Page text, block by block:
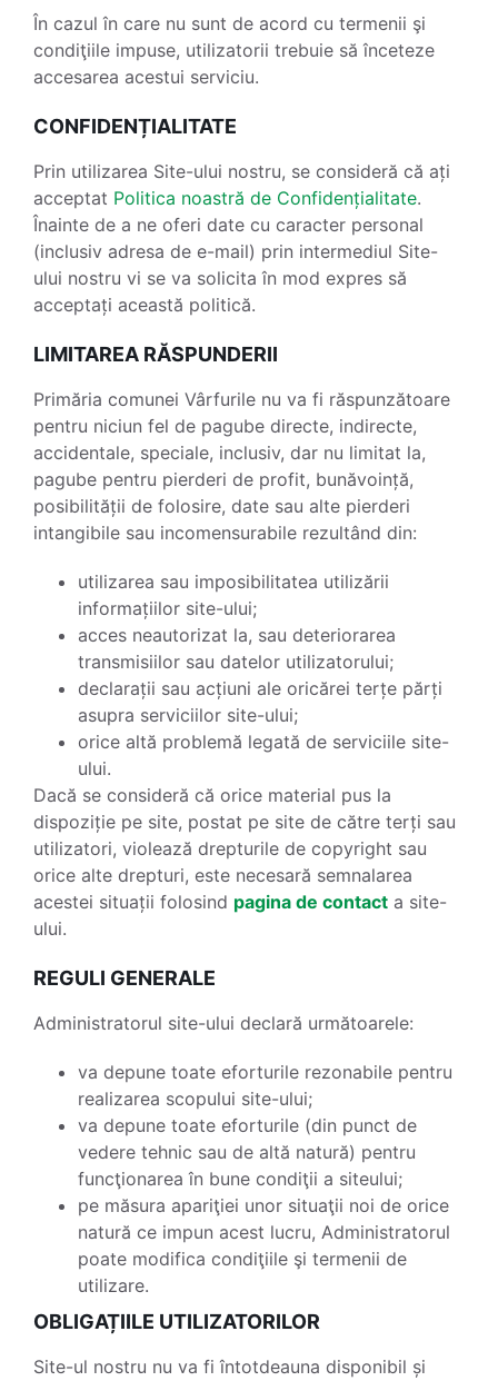
În cazul în care nu sunt de acord cu termenii şi
condiţiile impuse, utilizatorii trebuie să înceteze
accesarea acestui serviciu.
CONFIDENȚIALITATE
Prin utilizarea Site-ului nostru, se consideră că ați
acceptat Politica noastră de Confidențialitate.
Înainte de a ne oferi date cu caracter personal
(inclusiv adresa de e-mail) prin intermediul Site-
ului nostru vi se va solicita în mod expres să
acceptați această politică.
LIMITAREA RĂSPUNDERII
Primăria comunei Vârfurile nu va fi răspunzătoare
pentru niciun fel de pagube directe, indirecte,
accidentale, speciale, inclusiv, dar nu limitat la,
pagube pentru pierderi de profit, bunăvoință,
posibilității de folosire, date sau alte pierderi
intangibile sau incomensurabile rezultând din:
utilizarea sau imposibilitatea utilizării
informațiilor site-ului;
acces neautorizat la, sau deteriorarea
transmisiilor sau datelor utilizatorului;
declarații sau acțiuni ale oricărei terțe părți
asupra serviciilor site-ului;
orice altă problemă legată de serviciile site-
ului.
Dacă se consideră că orice material pus la
dispoziție pe site, postat pe site de către terți sau
utilizatori, violează drepturile de copyright sau
orice alte drepturi, este necesară semnalarea
acestei situații folosind pagina de contact a site-
ului.
REGULI GENERALE
Administratorul site-ului declară următoarele:
va depune toate eforturile rezonabile pentru
realizarea scopului site-ului;
va depune toate eforturile (din punct de
vedere tehnic sau de altă natură) pentru
funcţionarea în bune condiţii a siteului;
pe măsura apariţiei unor situaţii noi de orice
natură ce impun acest lucru, Administratorul
poate modifica condiţiile şi termenii de
utilizare.
OBLIGAȚIILE UTILIZATORILOR
Site-ul nostru nu va fi întotdeauna disponibil și